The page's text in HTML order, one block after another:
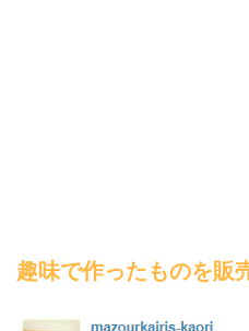
趣味で作ったものを販